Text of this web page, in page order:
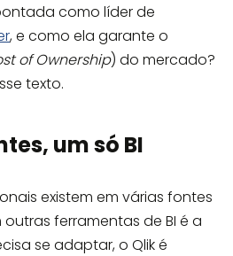
como líder de
, e como ela garante o
of Ownership) do mercado?
texto.
um só BI
existem em várias fontes
outras ferramentas de BI é a
se adaptar, o Qlik é